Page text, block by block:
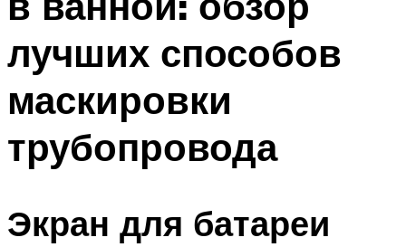
лучших способов
маскировки
трубопровода
Экран для батареи